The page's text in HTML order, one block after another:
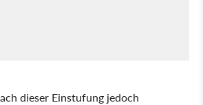
dieser Einstufung jedoch